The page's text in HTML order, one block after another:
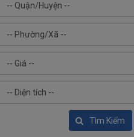
Tìm Kiếm